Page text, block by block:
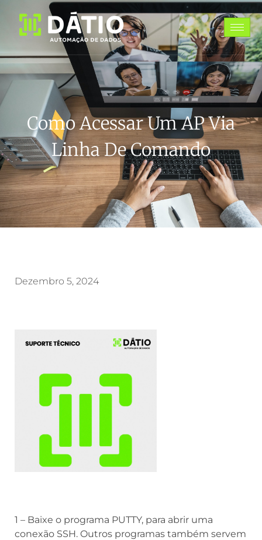
Como Acessar Um AP Via
Linha De Comando
Dezembro 5, 2024
1 – Baixe o programa PUTTY, para abrir uma
conexão SSH. Outros programas também servem